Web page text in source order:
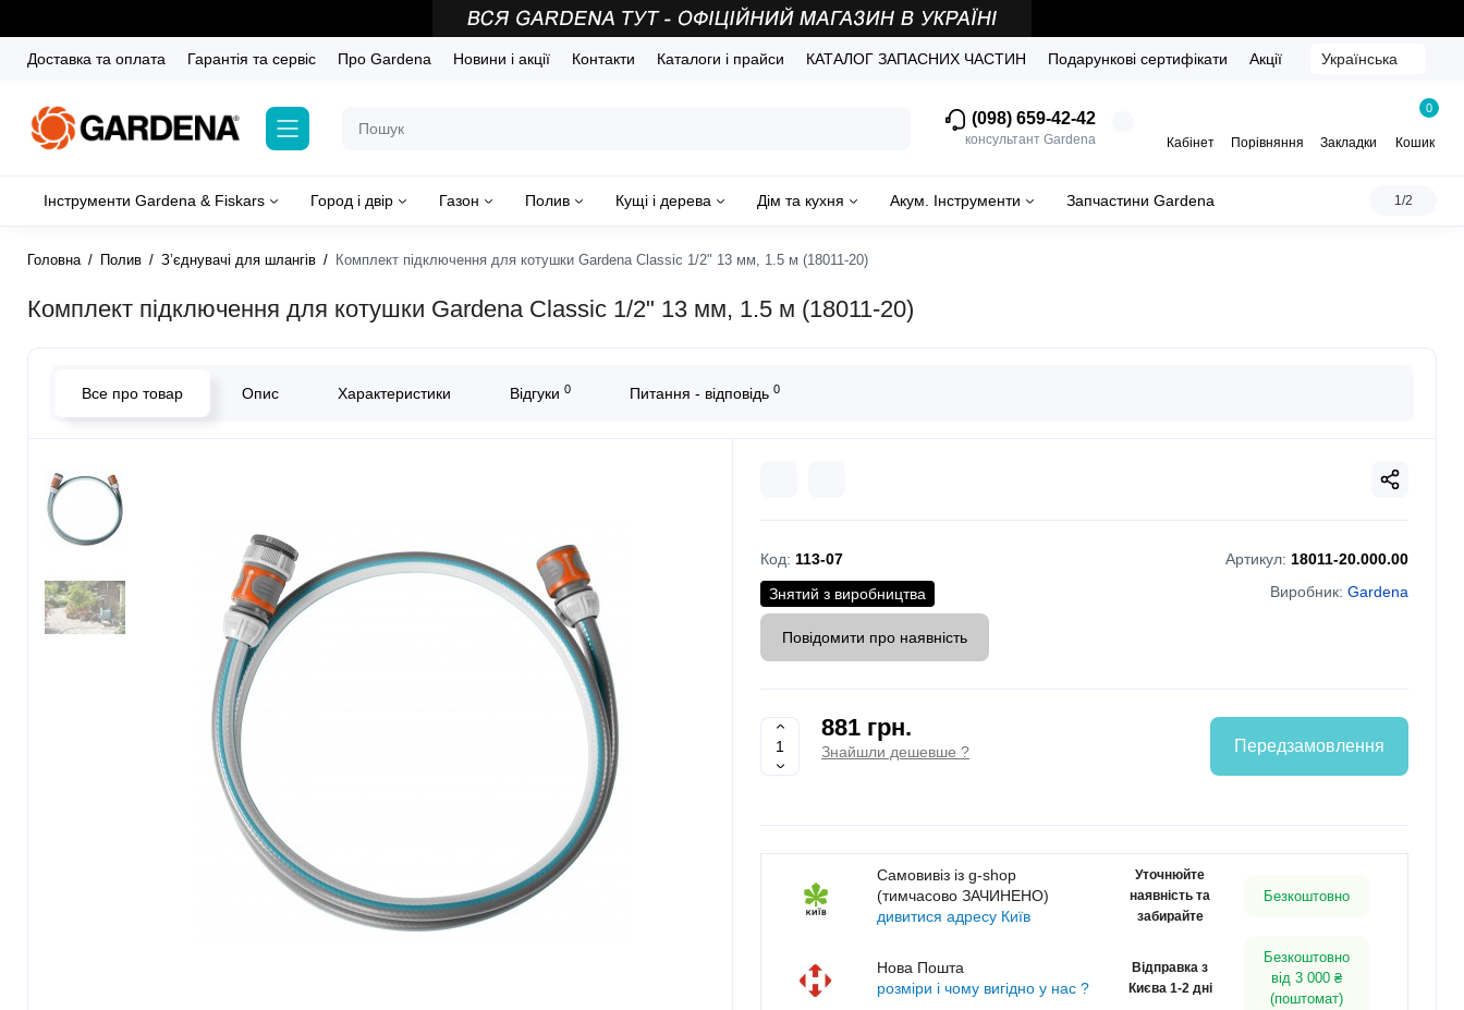
Доставка та оплата Гарантія та сервіс Про Gardena Новини і акції Контакти Каталоги і прайси КАТАЛОГ ЗАПАСНИХ ЧАСТИН Подарункові сертифікати Акції Українська
(098) 659-42-42
консультант Gardena Кабінет Порівняння Закладки
0
Кошик
Інструменти Gardena & Fiskars Город і двір Газон Полив Кущі і дерева Дім та кухня Акум. Інструменти Запчастини Gardena 1/2
Головна Полив З’єднувачі для шлангів Комплект підключення для котушки Gardena Classic 1/2" 13 мм, 1.5 м (18011-20)
Комплект підключення для котушки Gardena Classic 1/2" 13 мм, 1.5 м (18011-20)
Все про товар Опис Характеристики Відгуки 0 Питання - відповідь 0
Код: 113-07 Артикул: 18011-20.000.00
Виробник: Gardena
Знятий з виробництва
Повідомити про наявність
881 грн.
Знайшли дешевше ? Передзамовлення
Самовивіз із g-shop
(тимчасово ЗАЧИНЕНО)
дивитися адресу Київ
Уточнюйте
наявність та
забирайте
Безкоштовно
Нова Пошта
розміри і чому вигідно у нас ?
Відправка з
Києва 1-2 дні
Безкоштовно
від 3 000 ₴
(поштомат)